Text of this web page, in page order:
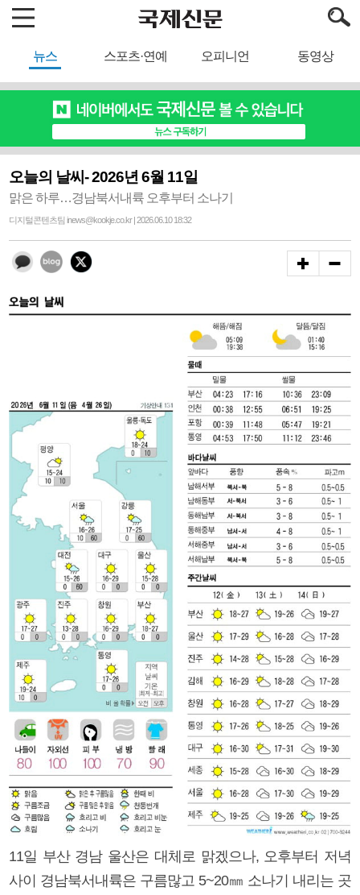
뉴스 스포츠·연예 오피니언 동영상
오늘의 날씨- 2026년 6월 11일
맑은 하루…경남북서내륙 오후부터 소나기
디지털콘텐츠팀 inews@kookje.co.kr | 2026.06.10 18:32
11일 부산 경남 울산은 대체로 맑겠으나, 오후부터 저녁
사이 경남북서내륙은 구름많고 5~20㎜ 소나기 내리는 곳